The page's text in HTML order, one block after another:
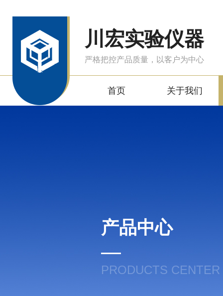
川宏实验仪器
严格把控产品质量，以客户为中心
首页 关于我们
产品中心
PRODUCTS CENTER